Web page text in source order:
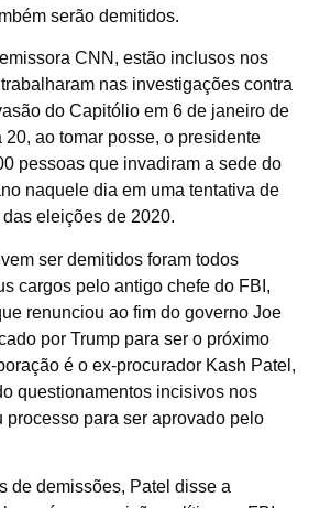
serão demitidos.
CNN, estão inclusos nos
nas investigações contra
do Capitólio em 6 de janeiro de
ao tomar posse, o presidente
pessoas que invadiram a sede do
naquele dia em uma tentativa de
eleições de 2020.
ser demitidos foram todos
cargos pelo antigo chefe do FBI,
renunciou ao fim do governo Joe
por Trump para ser o próximo
é o ex-procurador Kash Patel,
questionamentos incisivos nos
processo para ser aprovado pelo
de demissões, Patel disse a